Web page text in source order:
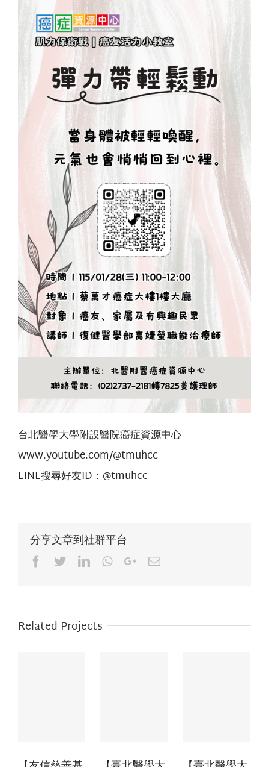
台北醫學大學附設醫院癌症資源中心
www.youtube.com/@tmuhcc
LINE搜尋好友ID：@tmuhcc
分享文章到社群平台
Facebook
TwitterLinkedInWhatsapp
Google+Email
Related Projects